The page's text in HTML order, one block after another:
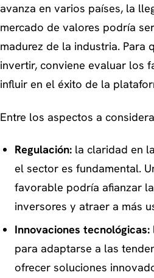
avanza en varios países, la
mercado de valores podría
madurez de la industria. Para
invertir, conviene evaluar los
influir en el éxito de la
Entre los aspectos a
Regulación:la claridad en
el sector es fundamental.
favorable podría afianzar
inversores y atraer a más
Innovaciones tecnológicas:
para adaptarse a las
ofrecer soluciones